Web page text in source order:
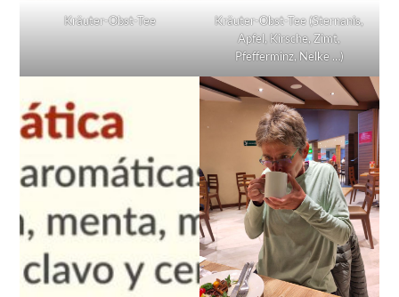
Kräuter-Obst-Tee
Kräuter-Obst-Tee (Sternanis,
Apfel, Kirsche, Zimt,
Pfefferminz, Nelke …)